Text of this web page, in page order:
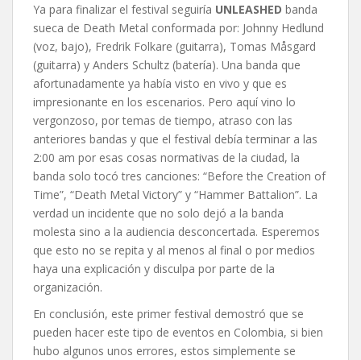
Ya para finalizar el festival seguiría UNLEASHED banda
sueca de Death Metal conformada por: Johnny Hedlund
(voz, bajo), Fredrik Folkare (guitarra), Tomas Måsgard
(guitarra) y Anders Schultz (batería). Una banda que
afortunadamente ya había visto en vivo y que es
impresionante en los escenarios. Pero aquí vino lo
vergonzoso, por temas de tiempo, atraso con las
anteriores bandas y que el festival debía terminar a las
2:00 am por esas cosas normativas de la ciudad, la
banda solo tocó tres canciones: “Before the Creation of
Time”, “Death Metal Victory” y “Hammer Battalion”. La
verdad un incidente que no solo dejó a la banda
molesta sino a la audiencia desconcertada. Esperemos
que esto no se repita y al menos al final o por medios
haya una explicación y disculpa por parte de la
organización.
En conclusión, este primer festival demostró que se
pueden hacer este tipo de eventos en Colombia, si bien
hubo algunos unos errores, estos simplemente se